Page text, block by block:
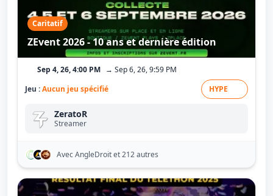
Caritatif
ZEvent 2026 - 10 ans et dernière édition
Sep 4, 26, 4:00 PM → Sep 6, 26, 9:59 PM
Jeu :Aucun jeu spécifié HYPE
ZeratoR
Streamer
Avec AngleDroitet 212 autres